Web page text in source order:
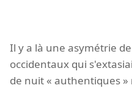
Il y a là une asymétrie
occidentaux qui
de nuit « authentiques